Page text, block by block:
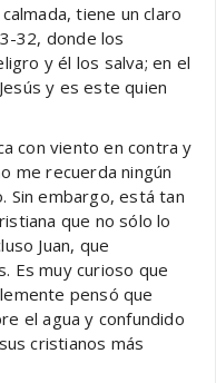
tiene un claro
32, donde los
y él los salva; en el
y es este quien
con viento en contra y
me recuerda ningún
Sin embargo, está tan
que no sólo lo
Juan, que
Es muy curioso que
pensó que
el agua y confundido
cristianos más